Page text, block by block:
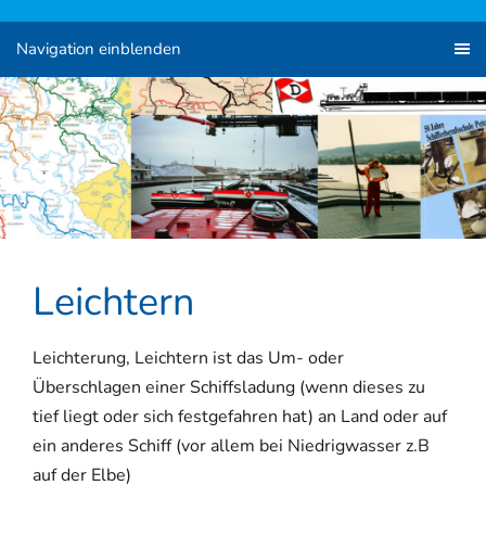
Navigation einblenden
Leichtern
Leichterung, Leichtern ist das Um- oder
Überschlagen einer Schiffsladung (wenn dieses zu
tief liegt oder sich festgefahren hat) an Land oder auf
ein anderes Schiff (vor allem bei Niedrigwasser z.B
auf der Elbe)